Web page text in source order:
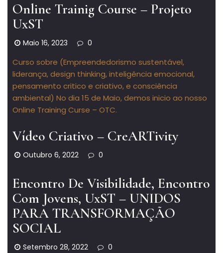
Online Trainig Course – Projeto
UxST
Maio 16, 2023 0
Curso sobre (Empreendedorismo sustentável,
liderança, design thinking, inteligência emocional,
pensamento critico e criativo, e consciência
ambiental) No dia 15 de Maio, demos inicio ao nosso
Online Training Curse – OTC.
Vídeo Criativo – CreARTivity
Outubro 6, 2022 0
Encontro De Visibilidade, Encontro
Com Jovens, UxST – UNIDOS
PARA TRANSFORMAÇÃO
SOCIAL
Setembro 28, 2022 0